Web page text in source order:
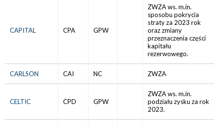
CAPITAL CPA GPW
ZWZA ws. m.in.
sposobu pokrycia
straty za 2023 rok
oraz zmiany
przeznaczenia części
kapitału
rezerwowego.
CARLSON CAI NC ZWZA
CELTIC CPD GPW
ZWZA ws. m.in.
podziału zysku za rok
2023.